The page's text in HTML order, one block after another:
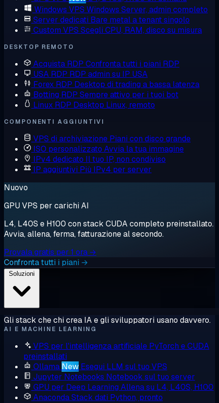
Windows VPS Windows Server, admin completo
Server dedicati Bare metal a tenant singolo
Custom VPS Scegli CPU, RAM, disco su misura
DESKTOP REMOTO
Acquista RDP Confronta tutti i piani RDP
USA RDP RDP admin su IP USA
Forex RDP Desktop di trading a bassa latenza
Botting RDP Sempre attivo per i tuoi bot
Linux RDP Desktop Linux, remoto
COMPONENTI AGGIUNTIVI
VPS di archiviazione Piani con disco grande
ISO personalizzato Avvia la tua immagine
IPv4 dedicato Il tuo IP, non condiviso
IP aggiuntivi Più IPv4 per server
Nuovo
GPU VPS per carichi AI
L4, L40S e H100 con stack CUDA completo preinstallato.
Avvia, allena, ferma, fatturazione al secondo.
Provala gratis per 1 ora →
Confronta tutti i piani →
Gli stack che chi crea IA e gli sviluppatori usano davvero.
AI E MACHINE LEARNING
VPS per l'intelligenza artificiale PyTorch e CUDA
preinstallati
Ollama New Esegui LLM sul tuo VPS
Jupyter Notebooks Notebook sul tuo server
GPU per Deep Learning Allena su L4, L40S, H100
AnacondaStack dati Python, pronto